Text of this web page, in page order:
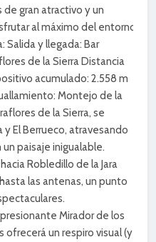
gran atractivo y un
al máximo del entorno
Salida y llegada: Bar
de la Sierra Distancia
acumulado: 2.558 m
Montejo de la
de la Sierra, se
y El Berrueco, atravesando
paisaje inigualable.
Robledillo de la Jara
las antenas, un punto
Mirador de los
ofrecerá un respiro visual (y